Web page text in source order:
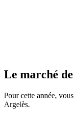
Le marché
Pour cette année,
Argelès.